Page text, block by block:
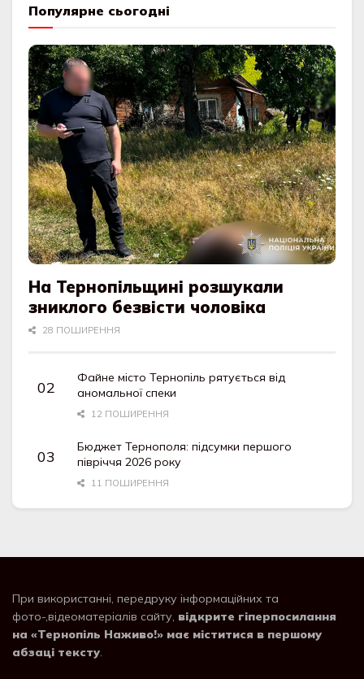
Популярне сьогодні
На Тернопільщині розшукали
зниклого безвісти чоловіка
28 ПОШИРЕННЯ
Файне місто Тернопіль рятується від
аномальної спеки
12 ПОШИРЕННЯ
Бюджет Тернополя: підсумки першого
півріччя 2026 року
11 ПОШИРЕННЯ
При використанні, передруку інформаційних та
фото-,відеоматеріалів сайту, відкрите гіперпосилання
на «Тернопіль Наживо!» має міститися в першому
абзаці тексту.